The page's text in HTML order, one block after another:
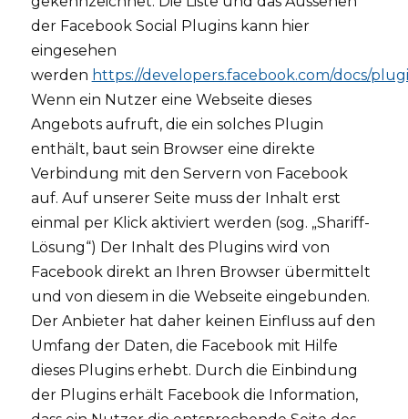
der Facebook Social Plugins kann hier
eingesehen
werden https://developers.facebook.com/docs/
Wenn ein Nutzer eine Webseite dieses
Angebots aufruft, die ein solches Plugin
enthält, baut sein Browser eine direkte
Verbindung mit den Servern von Facebook
auf. Auf unserer Seite muss der Inhalt erst
einmal per Klick aktiviert werden (sog. „Shariff-
Lösung“) Der Inhalt des Plugins wird von
Facebook direkt an Ihren Browser übermittelt
und von diesem in die Webseite eingebunden.
Der Anbieter hat daher keinen Einfluss auf den
Umfang der Daten, die Facebook mit Hilfe
dieses Plugins erhebt. Durch die Einbindung
der Plugins erhält Facebook die Information,